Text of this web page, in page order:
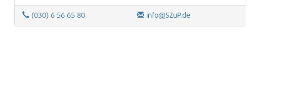
(030) 6 56 65 80 info@SZuP.de